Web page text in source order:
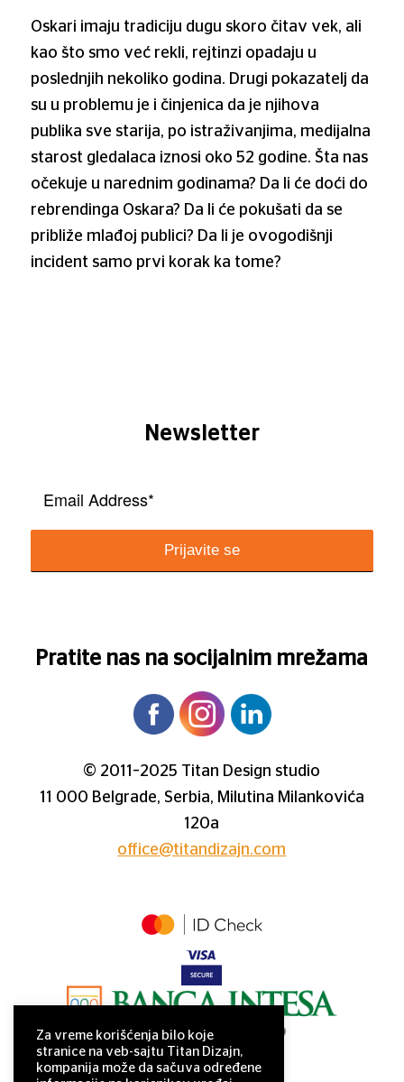
Oskari imaju tradiciju dugu skoro čitav vek, ali
kao što smo već rekli, rejtinzi opadaju u
poslednjih nekoliko godina. Drugi pokazatelj da
su u problemu je i činjenica da je njihova
publika sve starija, po istraživanjima, medijalna
starost gledalaca iznosi oko 52 godine. Šta nas
očekuje u narednim godinama? Da li će doći do
rebrendinga Oskara? Da li će pokušati da se
približe mlađoj publici? Da li je ovogodišnji
incident samo prvi korak ka tome?
Newsletter
Pratite nas na socijalnim mrežama
© 2011–2025 Titan Design studio
11 000 Belgrade, Serbia, Milutina Milankovića
120a
office@titandizajn.com
Za vreme korišćenja bilo koje
stranice na veb-sajtu Titan Dizajn,
kompanija može da sačuva određene